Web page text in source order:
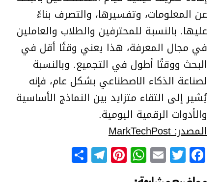
عن المعلومات، وتفسيرها، والتصرف بناءً
عليها. بالنسبة للمحترفين والطلاب والعاملين
في مجال المعرفة، هذا يعني وقتًا أقل في
البحث ووقتًا أطول في التجميع. وبالنسبة
لصناعة الذكاء الاصطناعي بشكل عام، فإنه
يُشير إلى التقاء متزايد بين النماذج الأساسية
والأدوات الرقمية اليومية.
المصدر: MarkTechPost
Facebook
Twitter
Email
WhatsApp
Pinterest
Telegram